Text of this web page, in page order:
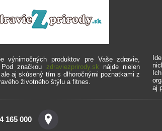
výnimočných produktov pre Vaše zdravie,
Pod značkou zdraviezprirody.sk nájde nielen
aj skúsený tím s dlhoročnými poznatkami z
životného štýlu a fitnes.
aj
165 000